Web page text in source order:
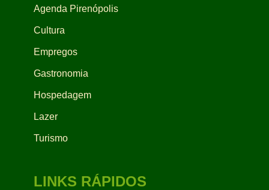
Agenda Pirenópolis
Cultura
Empregos
Gastronomia
Hospedagem
Lazer
Turismo
LINKS RÁPIDOS